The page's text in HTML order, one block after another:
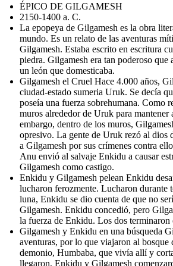
ÉPICO DE GILGAMESH
2150-1400 a. C.
La epopeya de Gilgamesh es la obra
mundo. Es un relato de las aventuras
Gilgamesh. Estaba escrito en escritura
piedra. Gilgamesh era tan poderoso que
un león que domesticaba.
Gilgamesh el Cruel Hace 4.000 años,
ciudad-estado sumeria Uruk. Se decía
poseía una fuerza sobrehumana. Como
muros alrededor de Uruk para mantener
embargo, dentro de los muros,
opresivo. La gente de Uruk rezó al dios
a Gilgamesh por sus crímenes contra
Anu envió al salvaje Enkidu a causar
Gilgamesh como castigo.
Enkidu y Gilgamesh pelean Enkidu
lucharon ferozmente. Lucharon durante
luna, Enkidu se dio cuenta de que no
Gilgamesh. Enkidu concedió, pero
la fuerza de Enkidu. Los dos terminaron
Gilgamesh y Enkidu en una búsqueda
aventuras, por lo que viajaron al bosque
demonio, Humbaba, que vivía allí y
llegaron, Enkidu y Gilgamesh